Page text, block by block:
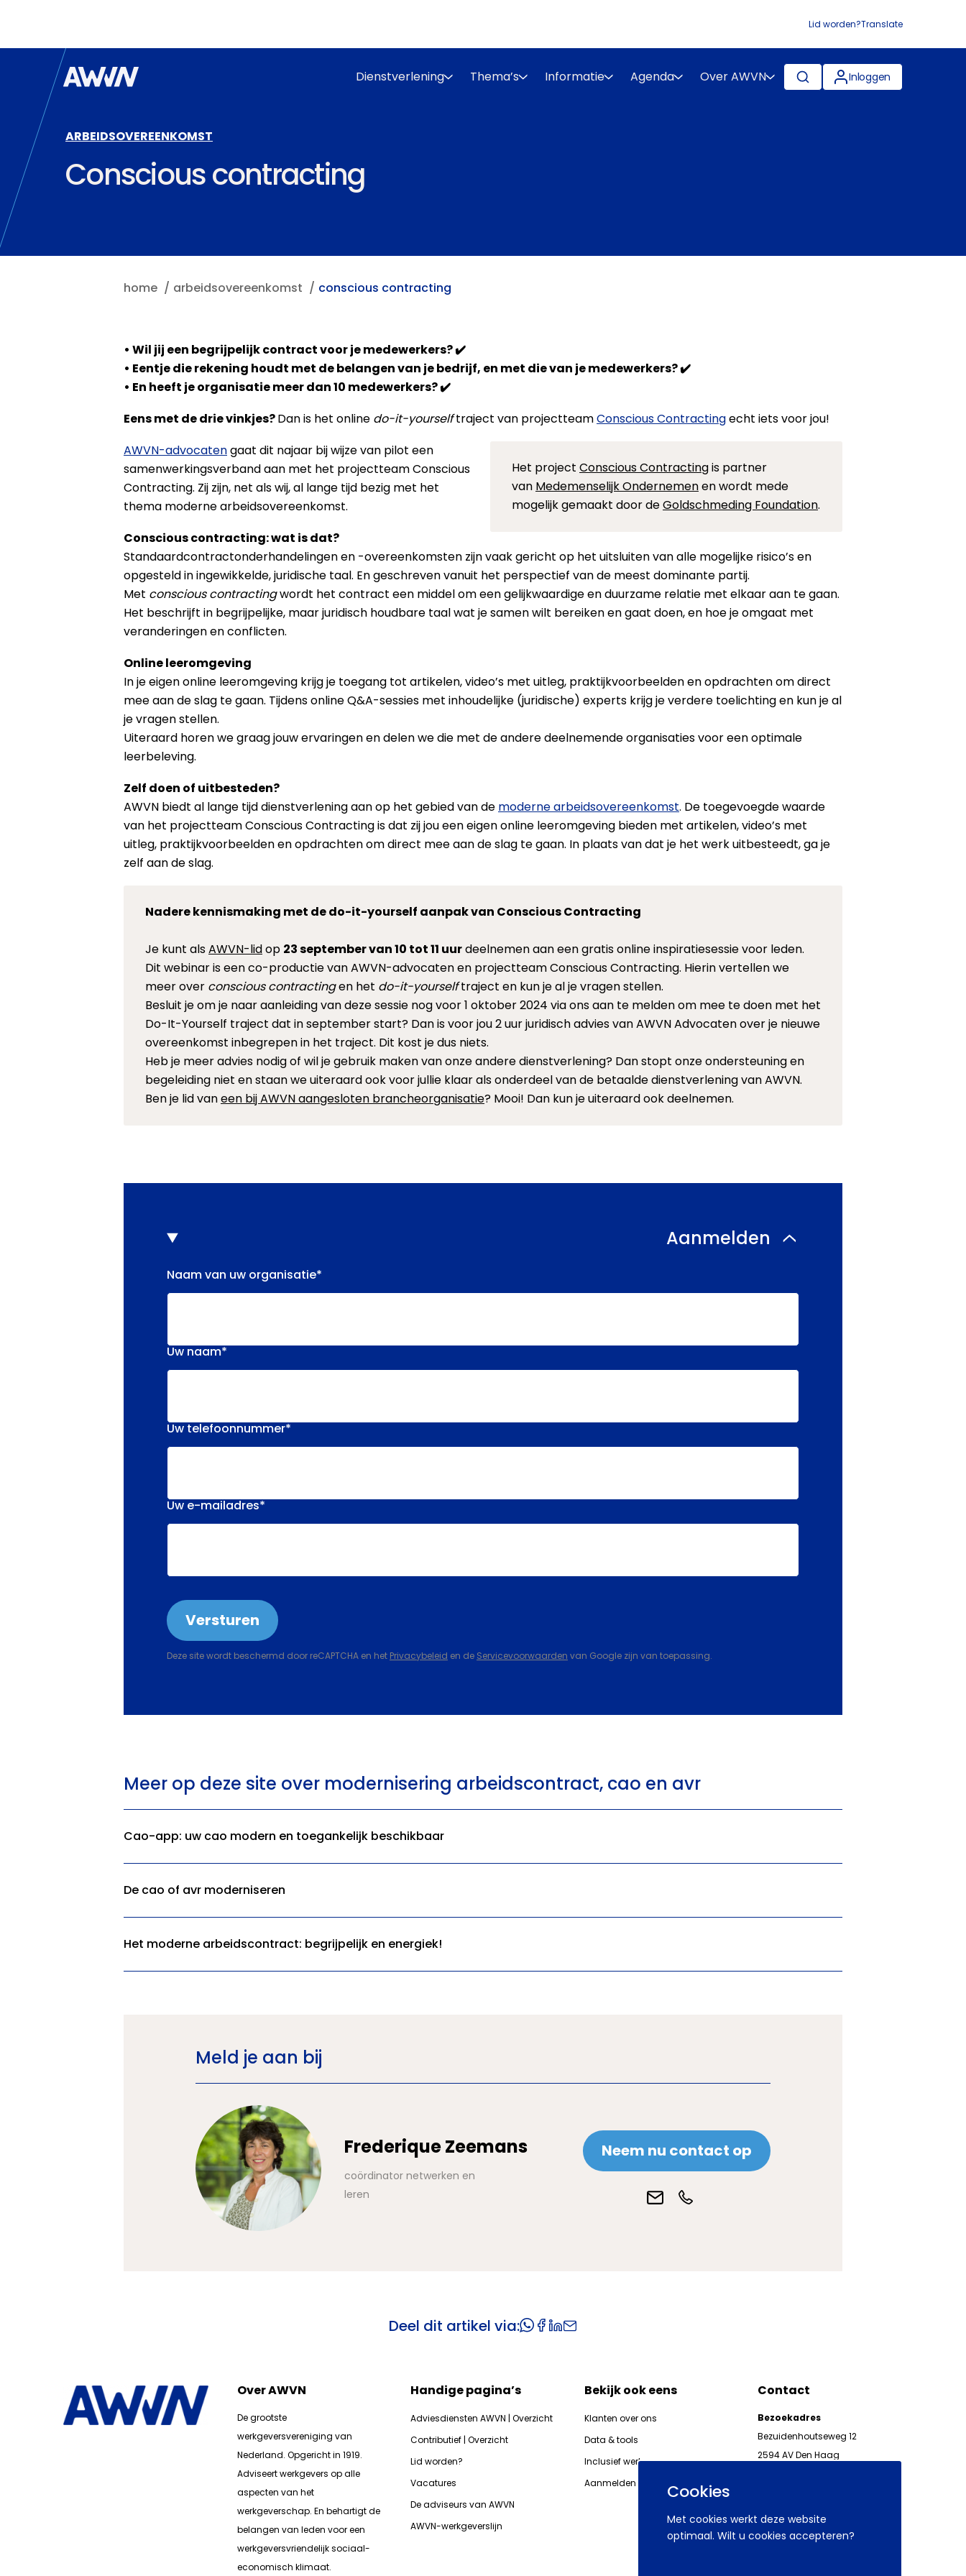
Cookies
Met cookies werkt deze website
optimaal. Wilt u cookies accepteren?
Lid worden?Translate
Dienstverlening Thema’s Informatie Agenda Over AWVN Inloggen
ARBEIDSOVEREENKOMST
Conscious contracting
home arbeidsovereenkomst conscious contracting
• Wil jij een begrijpelijk contract voor je medewerkers?✔️
• Eentje die rekening houdt met de belangen van je bedrijf, en met die van je medewerkers?✔️
• En heeft je organisatie meer dan 10 medewerkers?✔️
Eens met de drie vinkjes?Dan is het online do-it-yourselftraject van projectteamConscious Contractingecht iets voor jou!
Het project Conscious Contractingis partner
van Medemenselijk Ondernemenen wordt mede
mogelijk gemaakt door deGoldschmeding Foundation.
AWVN-advocatengaat dit najaar bij wijze van pilot een
samenwerkingsverband aan met het projectteam Conscious
Contracting. Zij zijn, net als wij, al lange tijd bezig met het
thema moderne arbeidsovereenkomst.
Conscious contracting: wat is dat?
Standaardcontractonderhandelingen en -overeenkomsten zijn vaak gericht op het uitsluiten van alle mogelijke risico’s en
opgesteld in ingewikkelde, juridische taal. En geschreven vanuit het perspectief van de meest dominante partij.
Met conscious contractingwordt het contract een middel om een gelijkwaardige en duurzame relatie met elkaar aan te gaan.
Het beschrijft in begrijpelijke, maar juridisch houdbare taal wat je samen wilt bereiken en gaat doen, en hoe je omgaat met
veranderingen en conflicten.
Online leeromgeving
In je eigen online leeromgeving krijg je toegang tot artikelen, video’s met uitleg, praktijkvoorbeelden en opdrachten om direct
mee aan de slag te gaan. Tijdens online Q&A-sessies met inhoudelijke (juridische) experts krijg je verdere toelichting en kun je al
je vragen stellen.
Uiteraard horen we graag jouw ervaringen en delen we die met de andere deelnemende organisaties voor een optimale
leerbeleving.
Zelf doen of uitbesteden?
AWVN biedt al lange tijd dienstverlening aan op het gebied van de moderne arbeidsovereenkomst. De toegevoegde waarde
van het projectteam Conscious Contracting is dat zij jou een eigen online leeromgeving bieden met artikelen, video’s met
uitleg, praktijkvoorbeelden en opdrachten om direct mee aan de slag te gaan. In plaats van dat je het werk uitbesteedt, ga je
zelf aan de slag.
Nadere kennismaking met de do-it-yourself aanpak van Conscious Contracting
Je kunt alsAWVN-lidop 23 september van 10 tot 11 uurdeelnemen aan een gratis online inspiratiesessie voor leden.
Dit webinar is een co-productie van AWVN-advocaten en projectteam Conscious Contracting. Hierin vertellen we
meer over conscious contractingen het do-it-yourselftraject en kun je al je vragen stellen.
Besluit je om je naar aanleiding van deze sessie nog voor 1 oktober 2024 via ons aan te melden om mee te doen met het
Do-It-Yourself traject dat in september start? Dan is voor jou 2 uur juridisch advies van AWVN Advocaten over je nieuwe
overeenkomst inbegrepen in het traject. Dit kost je dus niets.
Heb je meer advies nodig of wil je gebruik maken van onze andere dienstverlening? Dan stopt onze ondersteuning en
begeleiding niet en staan we uiteraard ook voor jullie klaar als onderdeel van de betaalde dienstverlening van AWVN.
Ben je lid vaneen bij AWVN aangesloten brancheorganisatie? Mooi! Dan kun je uiteraard ook deelnemen.
Aanmelden
Naam van uw organisatie*
Uw naam*
Uw telefoonnummer*
Uw e-mailadres*
Deze site wordt beschermd door reCAPTCHA en het Privacybeleid en de Servicevoorwaarden van Google zijn van toepassing.
Meer op deze site over modernisering arbeidscontract, cao en avr
Cao-app: uw cao modern en toegankelijk beschikbaar
De cao of avr moderniseren
Het moderne arbeidscontract: begrijpelijk en energiek!
Meld je aan bij
Frederique Zeemans
coördinator netwerken en
leren
Neem nu contact op
Deel dit artikel via:
Over AWVN
De grootste
werkgeversvereniging van
Nederland. Opgericht in 1919.
Adviseert werkgevers op alle
aspecten van het
werkgeverschap. En behartigt de
belangen van leden voor een
werkgeversvriendelijk sociaal-
economisch klimaat.
Handige pagina’s
Adviesdiensten AWVN | Overzicht
Contributief | Overzicht
Lid worden?
Vacatures
De adviseurs van AWVN
AWVN-werkgeverslijn
Bekijk ook eens
Klanten over ons
Data & tools
Inclusief werkgeven
Aanmelden nieuwsbrieven AWVN
Contact
Bezoekadres
Bezuidenhoutseweg 12
2594 AV Den Haag
werkgeverslijn@awvn.nl